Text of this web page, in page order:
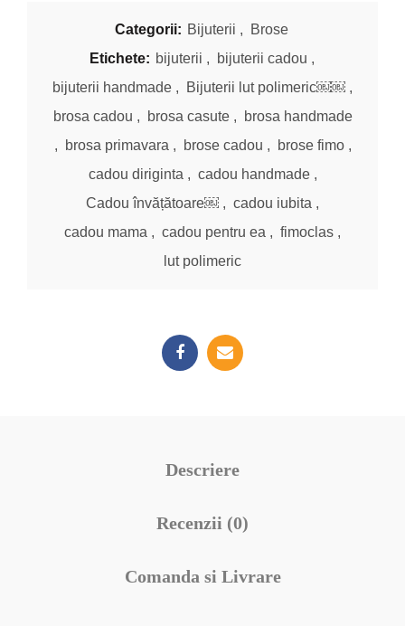
Categorii: Bijuterii ,
Brose
Etichete: bijuterii , bijuterii cadou ,
bijuterii handmade , Bijuterii lut polimeric￼￼ ,
brosa cadou , brosa casute ,
brosa handmade
,
brosa primavara , brose cadou , brose fimo ,
cadou diriginta , cadou handmade ,
Cadou învățătoare￼ , cadou iubita ,
cadou mama , cadou pentru ea , fimoclas ,
lut polimeric
Descriere
Recenzii (0)
Comanda si Livrare